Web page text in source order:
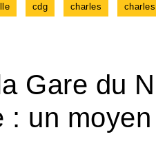
cdg charles
Gare du
: un